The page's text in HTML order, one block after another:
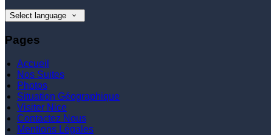
Select language
Pages
Accueil
Nos Suites
Photos
Situation Géographique
Visiter Nice
Contactez Nous
Mentions Légales